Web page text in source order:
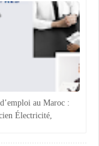
au Maroc :
Électricité,